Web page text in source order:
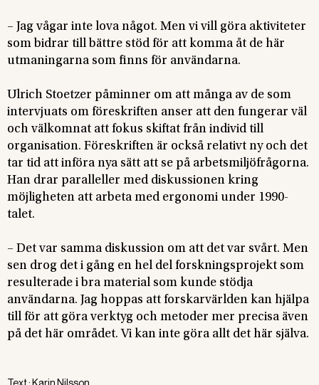
– Jag vågar inte lova något. Men vi vill göra aktiviteter
som bidrar till bättre stöd för att komma åt de här
utmaningarna som finns för användarna.
Ulrich Stoetzer påminner om att många av de som
intervjuats om föreskriften anser att den fungerar väl
och välkomnat att fokus skiftat från individ till
organisation. Föreskriften är också relativt ny och det
tar tid att införa nya sätt att se på arbetsmiljöfrågorna.
Han drar paralleller med diskussionen kring
möjligheten att arbeta med ergonomi under 1990-
talet.
– Det var samma diskussion om att det var svårt. Men
sen drog det i gång en hel del forskningsprojekt som
resulterade i bra material som kunde stödja
användarna. Jag hoppas att forskarvärlden kan hjälpa
till för att göra verktyg och metoder mer precisa även
på det här området. Vi kan inte göra allt det här själva.
Text : Karin Nilsson